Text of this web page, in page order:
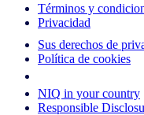
Términos y
Privacidad
Sus derechos de
Política de cookies
NIQ in your country
Responsible